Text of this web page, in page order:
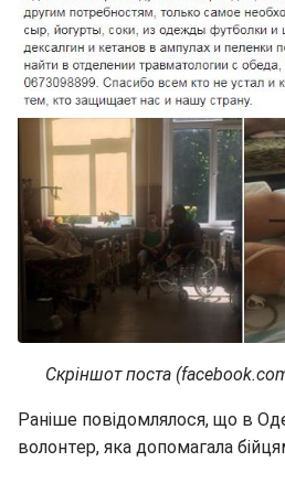
Скріншот поста
Раніше повідомлялося, що в
волонтер, яка допомагала